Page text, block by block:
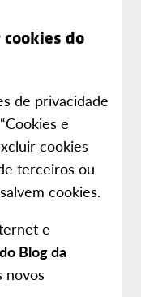
do
de privacidade
e
cookies
terceiros ou
cookies.
e
Blog da
novos